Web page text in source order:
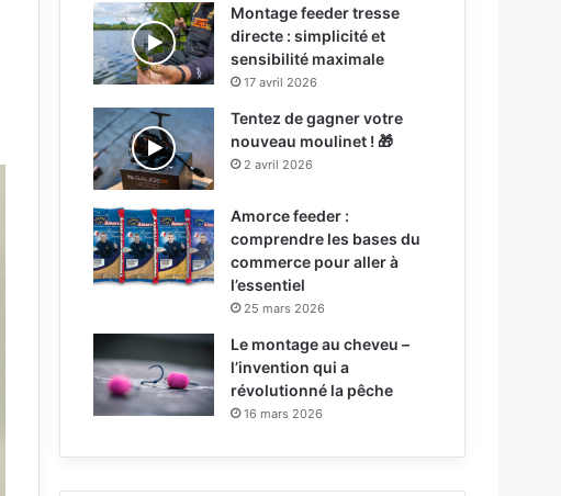
Montage feeder tresse
directe : simplicité et
sensibilité maximale
17 avril 2026
Tentez de gagner votre
nouveau moulinet ! 🎁
2 avril 2026
Amorce feeder :
comprendre les bases du
commerce pour aller à
l’essentiel
25 mars 2026
Le montage au cheveu –
l’invention qui a
révolutionné la pêche
16 mars 2026